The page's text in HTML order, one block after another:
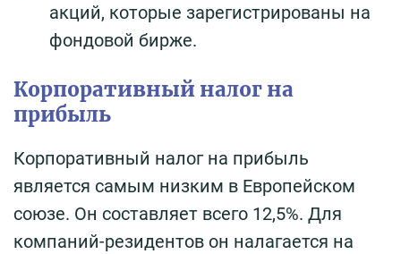
акций, которые зарегистрированы на
фондовой бирже.
Корпоративный налог на
прибыль
Корпоративный налог на прибыль
является самым низким в Европейском
союзе. Он составляет всего 12,5%. Для
компаний-резидентов он налагается на